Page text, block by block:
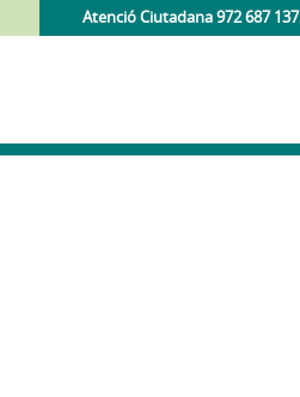
Atenció Ciutadana 972 687 137